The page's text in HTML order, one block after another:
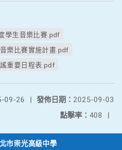
學生音樂比賽.pdf
樂比賽實施計畫.pdf
重要日程表.pdf
發佈日期： 2025-09-03
09-26
|
點擊率： 408 |
市崇光高級中學